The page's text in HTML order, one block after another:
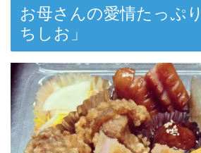
お母さんの愛情たっぷ
ちしお」